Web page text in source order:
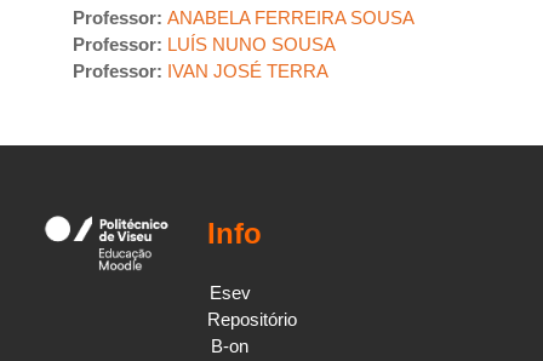
Professor: ANABELA FERREIRA SOUSA
Professor: LUÍS NUNO SOUSA
Professor: IVAN JOSÉ TERRA
Info
Esev
Repositório
B-on